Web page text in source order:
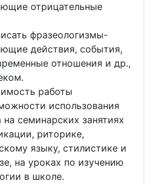
отрицательные
фразеологизмы-
действия, события,
отношения и др.,
работы
использования
семинарских занятиях
риторике,
языку, стилистике и
на уроках по изучению
в школе.